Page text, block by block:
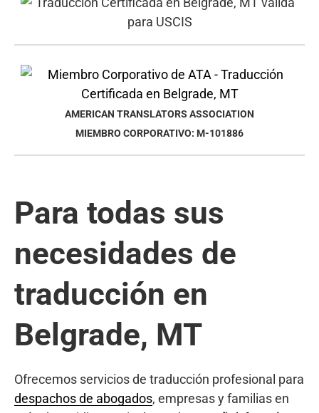
AMERICAN TRANSLATORS ASSOCIATION
MIEMBRO CORPORATIVO: M-101886
Para todas sus
necesidades de
traducción en
Belgrade, MT
Ofrecemos servicios de traducción profesional para
despachos de abogados, empresas y familias en